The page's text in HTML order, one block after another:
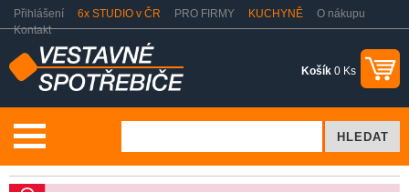
Přihlášení 6x STUDIO v ČR PRO FIRMY KUCHYNĚ
O nákupu
Kontakt
Košík 0 Ks